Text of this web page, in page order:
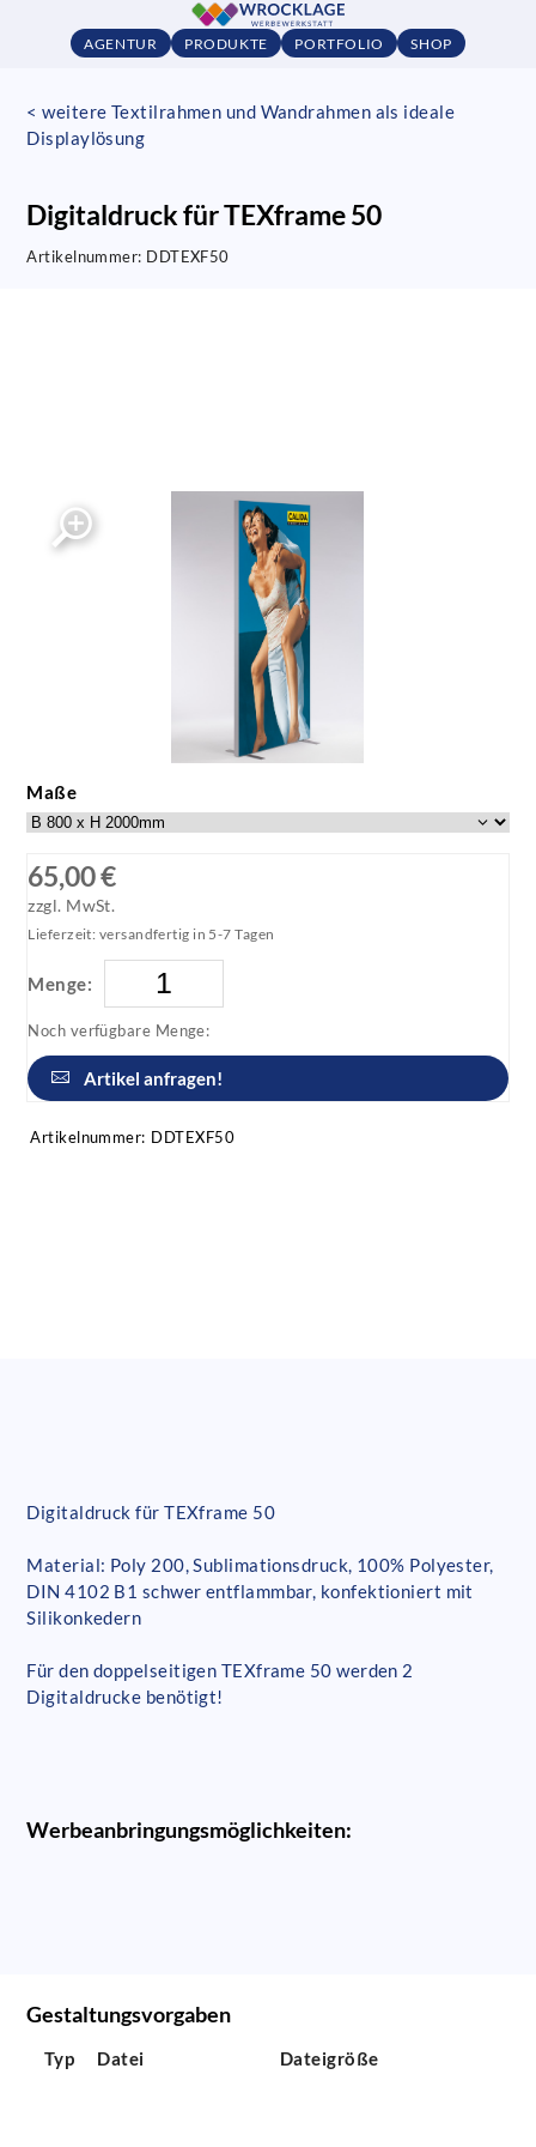
AGENTUR PRODUKTE PORTFOLIO SHOP
< weitere Textilrahmen und Wandrahmen als ideale
Displaylösung
Digitaldruck für TEXframe 50
Artikelnummer: DDTEXF50
Maße
65,00 €
zzgl. MwSt.
Lieferzeit: versandfertig in 5-7 Tagen
Menge:
Noch verfügbare Menge:
Artikel anfragen!
Artikelnummer: DDTEXF50
Digitaldruck für TEXframe 50
Material: Poly 200, Sublimationsdruck, 100% Polyester,
DIN 4102 B1 schwer entflammbar, konfektioniert mit
Silikonkedern
Für den doppelseitigen TEXframe 50 werden 2
Digitaldrucke benötigt!
Werbeanbringungsmöglichkeiten:
Gestaltungsvorgaben
Typ Datei Dateigröße